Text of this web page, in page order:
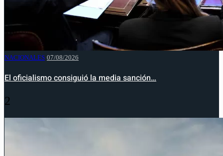
NACIONALES 07/08/2026
El oficialismo consiguió la media sanción…
2